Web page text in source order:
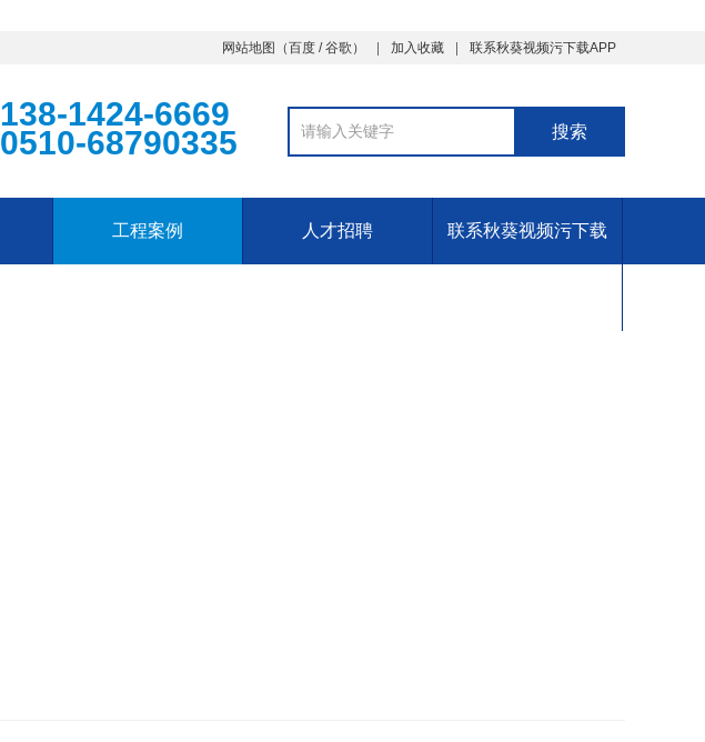
网站地图 （百度 /谷歌 ） 加入收藏 联系秋葵视频污下载APP
138-1424-6669
0510-68790335
工程案例 人才招聘 联系秋葵视频污下载